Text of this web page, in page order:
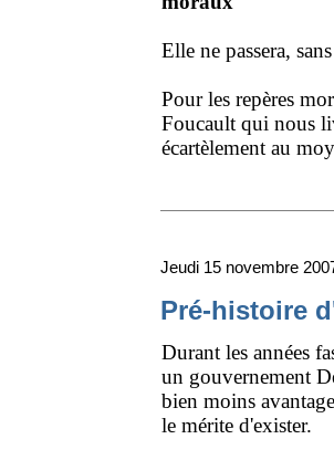
Elle ne passera,
Pour les repères
Foucault qui nous
écartèlement au
Jeudi 15 novembre
Pré-histoire
Durant les années
un gouvernement
bien moins
le mérite d'exister.